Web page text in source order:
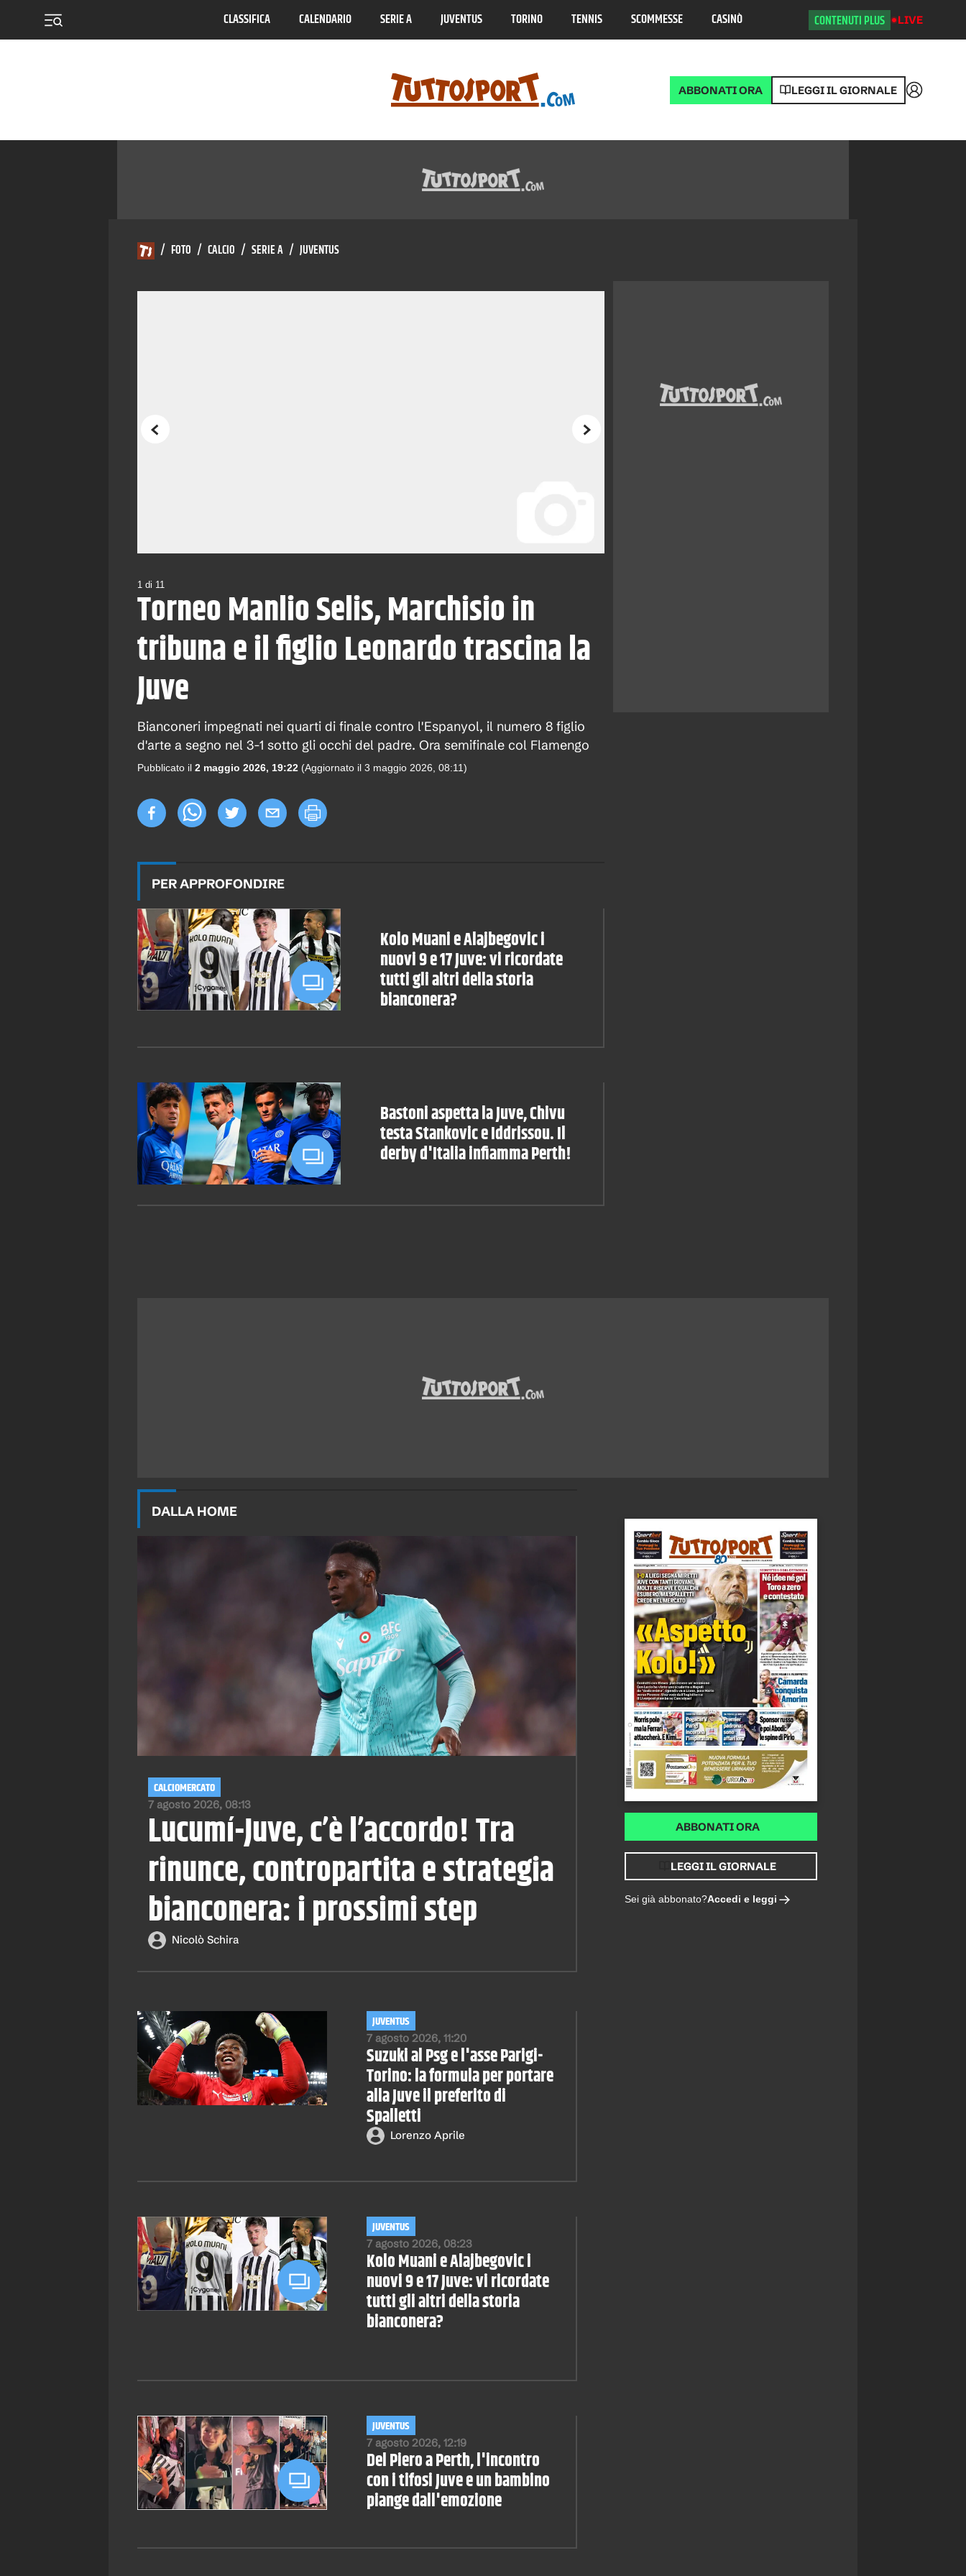
CLASSIFICA CALENDARIO SERIE A JUVENTUS TORINO TENNIS SCOMMESSE CASINÒ CONTENUTI PLUS LIVE
ABBONATI ORA LEGGI IL GIORNALE Accedi
/ FOTO / CALCIO / SERIE A / JUVENTUS
Precedente Successivo
1 di 11
Torneo Manlio Selis, Marchisio in
tribuna e il figlio Leonardo trascina la
Juve
Bianconeri impegnati nei quarti di finale contro l'Espanyol, il numero 8 figlio
d'arte a segno nel 3-1 sotto gli occhi del padre. Ora semifinale col Flamengo
Pubblicato il 2 maggio 2026, 19:22 (Aggiornato il 3 maggio 2026, 08:11)
PER APPROFONDIRE
Kolo Muani e Alajbegovic i
nuovi 9 e 17 Juve: vi ricordate
tutti gli altri della storia
bianconera?
Bastoni aspetta la Juve, Chivu
testa Stankovic e Iddrissou. Il
derby d'Italia infiamma Perth!
DALLA HOME
7 agosto 2026, 08:13
CALCIOMERCATO
Lucumí-Juve, c’è l’accordo! Tra
rinunce, contropartita e strategia
bianconera: i prossimi step
Nicolò Schira
7 agosto 2026, 11:20
JUVENTUS
Suzuki al Psg e l'asse Parigi-
Torino: la formula per portare
alla Juve il preferito di
Spalletti
Lorenzo Aprile
7 agosto 2026, 08:23
JUVENTUS
Kolo Muani e Alajbegovic i
nuovi 9 e 17 Juve: vi ricordate
tutti gli altri della storia
bianconera?
7 agosto 2026, 12:19
JUVENTUS
Del Piero a Perth, l'incontro
con i tifosi Juve e un bambino
piange dall'emozione
ABBONATI ORA
LEGGI IL GIORNALE
Sei già abbonato?Accedi e leggi